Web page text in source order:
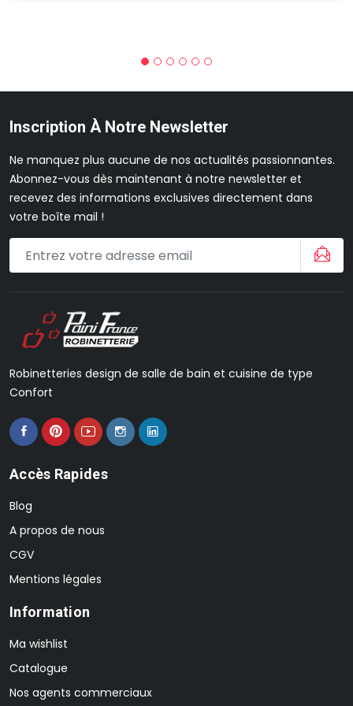
Inscription À Notre Newsletter
Ne manquez plus aucune de nos actualités passionnantes.
Abonnez-vous dès maintenant à notre newsletter et
recevez des informations exclusives directement dans
votre boîte mail !
Robinetteries design de salle de bain et cuisine de type
Confort
Accès Rapides
Blog
A propos de nous
CGV
Mentions légales
Information
Ma wishlist
Catalogue
Nos agents commerciaux